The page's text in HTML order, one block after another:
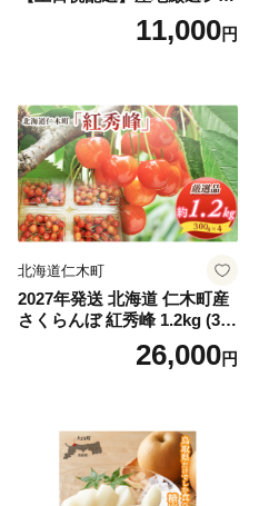
インマスカット1.2kg～1.3kg
（2房～3房）※沖縄・離島配
笛吹市 山梨県 フルーツ 果物
ぶどう 葡萄 大粒 シャインマ
スカット おすすめ シャイン
マスカット 贈答 ギフト 産地
笛吹市 シャインマスカット
笛吹 葡萄 国産 ぶどう 人気
国産 1.2kg 先行｜
11,000円
北海道仁木町
2027年発送 北海道 仁木町産
さくらんぼ 紅秀峰 1.2kg (300
g×4パック) Lサイズ以上 旬
桜桃 産地直送 サクランボ チ
26,000円